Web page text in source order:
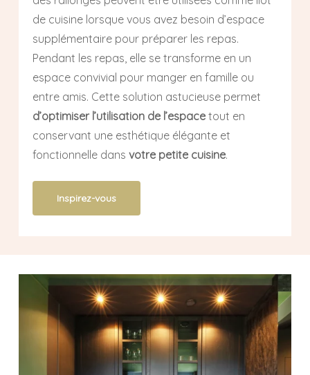
de cuisine lorsque vous avez besoin d’espace
supplémentaire pour préparer les repas.
Pendant les repas, elle se transforme en un
espace convivial pour manger en famille ou
entre amis. Cette solution astucieuse permet
d’optimiser l’utilisation de l’espacetout en
conservant une esthétique élégante et
fonctionnelle dans votre petite cuisine.
Inspirez-vous